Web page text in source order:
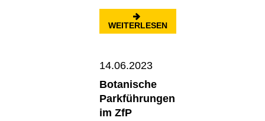
WEITERLESEN:
14.06.2023
Botanische
Parkführungen
im ZfP